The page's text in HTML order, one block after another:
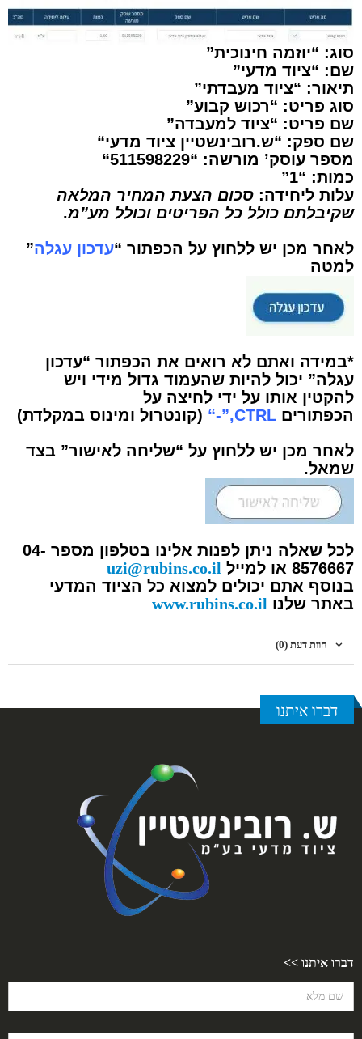
סוג: “יוזמה חינוכית”
שם: “ציוד מדעי”
תיאור: “ציוד מעבדתי”
סוג פריט: “רכוש קבוע”
שם פריט: “ציוד למעבדה”
שם ספק: “ש.רובינשטיין ציוד מדעי“
מספר עוסק’ מורשה: “511598229
“
כמות: “1”
עלות ליחידה: סכום הצעת המחיר המלאה
שקיבלתם כולל כל הפריטים וכולל מע”מ.
לאחר מכן יש ללחוץ על הכפתור “עדכון עגלה”
למטה
*במידה ואתם לא רואים את הכפתור “עדכון
עגלה” יכול להיות שהעמוד גדול מידי ויש
להקטין אותו על ידי לחיצה על
הכפתורים CTRL,”-“
(קונטרול ומינוס במקלדת)
לאחר מכן יש ללחוץ על “שליחה לאישור” בצד
שמאל.
לכל שאלה ניתן לפנות אלינו בטלפון מספר 04-
8576667 או למייל
uzi@rubins.co.il
בנוסף אתם יכולים למצוא כל הציוד המדעי
באתר שלנו www.rubins.co.il
חוות דעת (0)
דברו איתנו
דברו איתנו >>